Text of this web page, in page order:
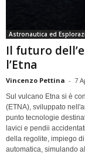
Astronautica ed
Il futuro
l’Etna
Vincenzo Pettina - 7
Sul vulcano Etna si è
(ETNA), sviluppato
punto tecnologie
lavici e pendii
della regolite, impiego
automatica, simulando